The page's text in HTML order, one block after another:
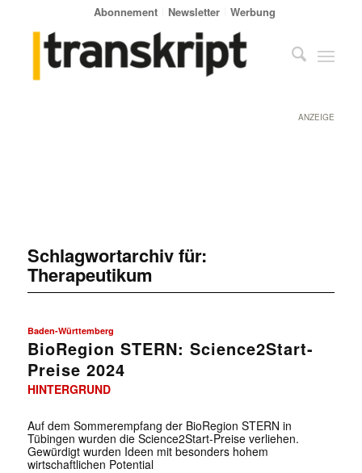
Abonnement Newsletter Werbung
ANZEIGE
Schlagwortarchiv für:
Therapeutikum
Baden-Württemberg
BioRegion STERN: Science2Start-
Preise 2024
HINTERGRUND
Auf dem Sommerempfang der BioRegion STERN in
Tübingen wurden die Science2Start-Preise verliehen.
Gewürdigt wurden Ideen mit besonders hohem
wirtschaftlichen Potential